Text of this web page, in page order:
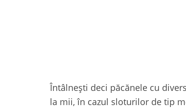
Întâlnești deci păcănele cu
la mii, în cazul sloturilor de tip